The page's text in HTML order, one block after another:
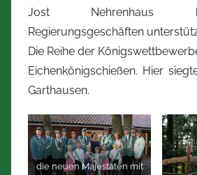
Jost Nehrenhaus
Regierungsgeschäften
Die Reihe der
Eichenkönigschießen. Hier
Garthausen.
die neuen Majestäten mit